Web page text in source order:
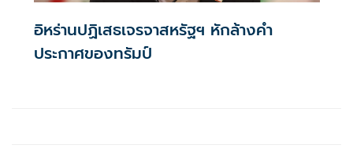
อิหร่านปฏิเสธเจรจาสหรัฐฯ หักล้างคำ
ประกาศของทรัมป์